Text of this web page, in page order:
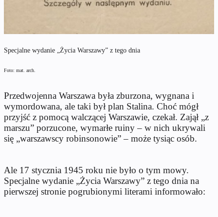
Specjalne wydanie „Życia Warszawy” z tego dnia
Foto: mat. arch.
Przedwojenna Warszawa była zburzona, wygnana i
wymordowana, ale taki był plan Stalina. Choć mógł
przyjść z pomocą walczącej Warszawie, czekał. Zajął „z
marszu” porzucone, wymarłe ruiny – w nich ukrywali
się „warszawscy robinsonowie” – może tysiąc osób.
Ale 17 stycznia 1945 roku nie było o tym mowy.
Specjalne wydanie „Życia Warszawy” z tego dnia na
pierwszej stronie pogrubionymi literami informowało: